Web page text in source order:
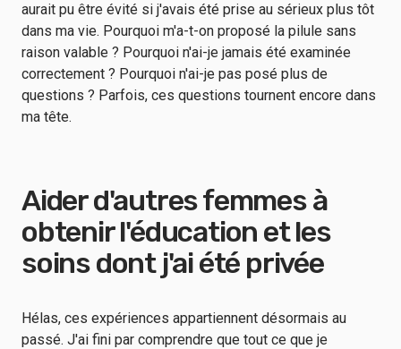
aurait pu être évité si j'avais été prise au sérieux plus tôt
dans ma vie. Pourquoi m'a-t-on proposé la pilule sans
raison valable ? Pourquoi n'ai-je jamais été examinée
correctement ? Pourquoi n'ai-je pas posé plus de
questions ? Parfois, ces questions tournent encore dans
ma tête.
Aider d'autres femmes à
obtenir l'éducation et les
soins dont j'ai été privée
Hélas, ces expériences appartiennent désormais au
passé. J'ai fini par comprendre que tout ce que je